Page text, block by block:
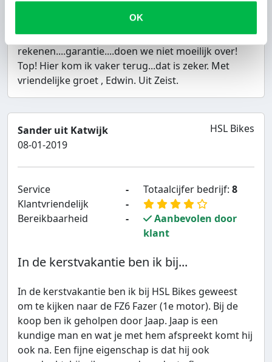
OK
geplaatst en twee koffie verder mocht ik weer naar
huis op mijn mooie bike en hoefde niets af te
rekenen....garantie....doen we niet moeilijk over!
Top! Hier kom ik vaker terug...dat is zeker. Met
vriendelijke groet , Edwin. Uit Zeist.
Sander uit Katwijk
08-01-2019
HSL Bikes
Service
-
Klantvriendelijk
-
Bereikbaarheid
-
Totaalcijfer bedrijf: 8
Aanbevolen door
klant
In de kerstvakantie ben ik bij...
In de kerstvakantie ben ik bij HSL Bikes geweest
om te kijken naar de FZ6 Fazer (1e motor). Bij de
koop ben ik geholpen door Jaap. Jaap is een
kundige man en wat je met hem afspreekt komt hij
ook na. Een fijne eigenschap is dat hij ook